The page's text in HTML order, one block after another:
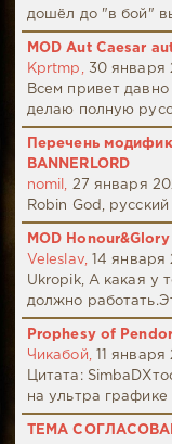
дошёл до "в бой"
MOD Aut Caesar
Kprtmp,
30 января
Всем привет
делаю полную
Перечень
BANNERLORD
nomil,
27 января
Robin God, русский
MOD
Veleslav,
14 января
Ukropik, А какая у
должно
Prophesy of
Чикабой,
11
Цитата:
на ультра графике
ТЕМА